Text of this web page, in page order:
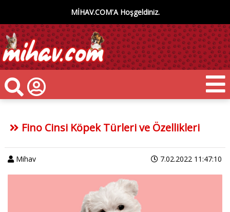
MİHAV.COM'A Hoşgeldiniz.
Fino Cinsi Köpek Türleri ve Özellikleri
Mihav 7.02.2022 11:47:10